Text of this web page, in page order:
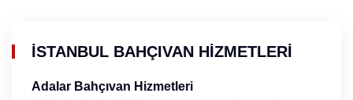
İSTANBUL BAHÇIVAN HIZMETLERI
Adalar Bahçıvan Hizmetleri